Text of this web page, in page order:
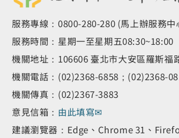
服務專線：0800-280-280 (馬上辦服務
服務時間：星期一至星期五08:30~18:00
機關地址：106606 臺北市大安區羅斯福
機關電話：(02)2368-6858；(02)2368-
機關傳真：(02)2367-3883
意見信箱： 由此填寫✉
建議瀏覽器：Edge、Chrome 31、